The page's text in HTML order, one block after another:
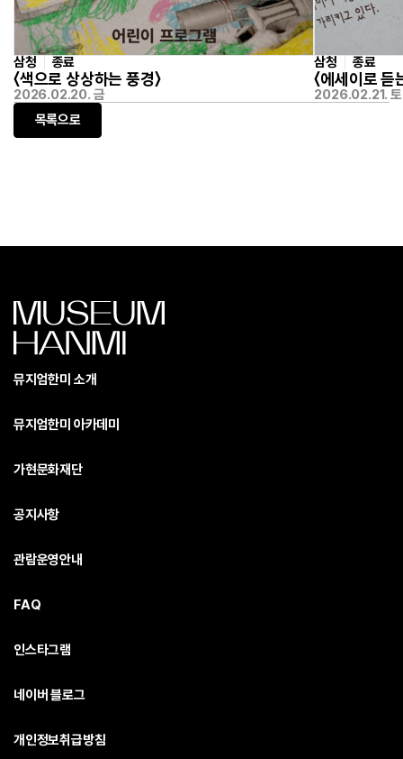
삼청 종료
〈색으로 상상하는 풍경〉
2026.02.20. 금
삼청 종료
〈에세이로 듣
2026.02.21. 토
목록으로
뮤지엄한미 소개
뮤지엄한미 아카데미
가현문화재단
공지사항
관람운영안내
FAQ
인스타그램
네이버 블로그
개인정보취급방침